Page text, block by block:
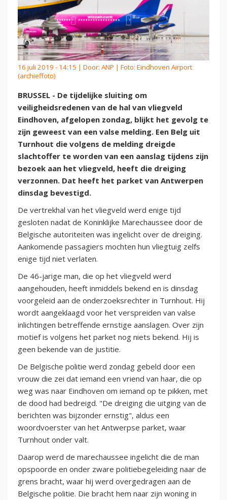
16 juli 2019 - 14:15 | Door: ANP | Foto: Eindhoven Airport
(archieffoto)
BRUSSEL - De tijdelijke sluiting om
veiligheidsredenen van de hal van vliegveld
Eindhoven, afgelopen zondag, blijkt het gevolg te
zijn geweest van een valse melding. Een Belg uit
Turnhout die volgens de melding dreigde
slachtoffer te worden van een aanslag tijdens zijn
bezoek aan het vliegveld, heeft die dreiging
verzonnen. Dat heeft het parket van Antwerpen
dinsdag bevestigd.
De vertrekhal van het vliegveld werd enige tijd
gesloten nadat de Koninklijke Marechaussee door de
Belgische autoriteiten was ingelicht over de dreiging.
Aankomende passagiers mochten hun vliegtuig zelfs
enige tijd niet verlaten.
De 46-jarige man, die op het vliegveld werd
aangehouden, heeft inmiddels bekend en is dinsdag
voorgeleid aan de onderzoeksrechter in Turnhout. Hij
wordt aangeklaagd voor het verspreiden van valse
inlichtingen betreffende ernstige aanslagen. Over zijn
motief is volgens het parket nog niets bekend. Hij is
geen bekende van de justitie.
De Belgische politie werd zondag gebeld door een
vrouw die zei dat iemand een vriend van haar, die op
weg was naar Eindhoven om iemand op te pikken, met
de dood had bedreigd. "De dreiging die uitging van de
berichten was bijzonder ernstig", aldus een
woordvoerster van het Antwerpse parket, waar
Turnhout onder valt.
Daarop werd de marechaussee ingelicht die de man
opspoorde en onder zware politiebegeleiding naar de
grens bracht, waar hij werd overgedragen aan de
Belgische politie. Die bracht hem naar zijn woning in